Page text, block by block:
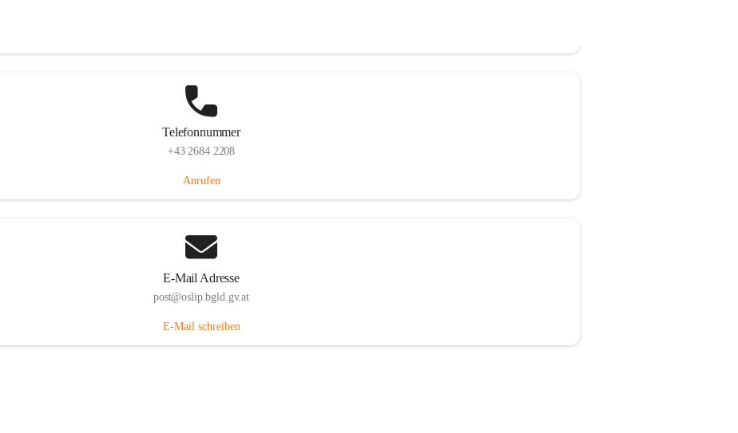
Telefonnummer
+43 2684 2208
Anrufen
E-Mail Adresse
post@oslip.bgld.gv.at
E-Mail schreiben